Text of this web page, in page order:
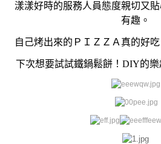
漾漾好時的服務人員態度親切又
有趣。
自己烤出來的ＰＩＺＺＡ真的好
下次想要試試鐵鍋鬆餅！DIY的樂